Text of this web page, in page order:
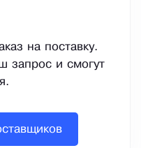
на поставку.
запрос и смогут